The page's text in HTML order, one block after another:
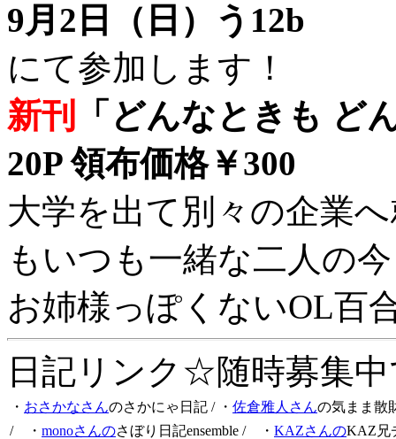
9月2日（日）う12b
にて参加します！
新刊
「どんなときも ど
20P 領布価格￥300
大学を出て別々の企業
もいつも一緒な二人の
お姉様っぽくないOL百
日記リンク☆随時募集
・ おさかなさんのさかにゃ日記 / ・ 佐倉雅人さんの気まま散
/ ・ monoさんのさぼり日記ensemble / ・ KAZさんのKAZ兄